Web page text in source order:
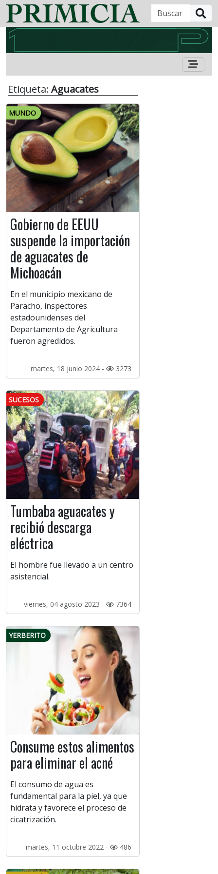
Etiqueta: Aguacates
MUNDO
Gobierno de EEUU
suspende la importación
de aguacates de
Michoacán
En el municipio mexicano de
Paracho, inspectores
estadounidenses del
Departamento de Agricultura
fueron agredidos.
martes, 18 junio 2024 - 3273
SUCESOS
Tumbaba aguacates y
recibió descarga
eléctrica
El hombre fue llevado a un centro
asistencial.
viernes, 04 agosto 2023 - 7364
YERBERITO
Consume estos alimentos
para eliminar el acné
El consumo de agua es
fundamental para la piel, ya que
hidrata y favorece el proceso de
cicatrización.
martes, 11 octubre 2022 - 486